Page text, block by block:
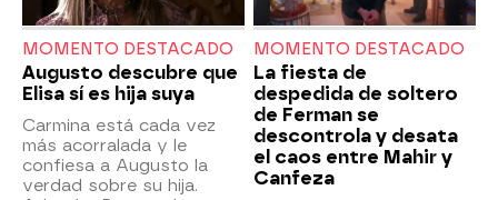
MOMENTO DESTACADO
Augusto descubre que
Elisa sí es hija suya
Carmina está cada vez
más acorralada y le
confiesa a Augusto la
verdad sobre su hija.
MOMENTO DESTACADO
La fiesta de
despedida de soltero
de Ferman se
descontrola y desata
el caos entre Mahir y
Canfeza